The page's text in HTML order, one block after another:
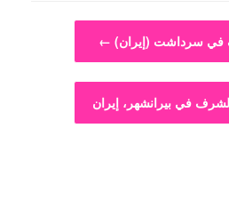
Post navigation
←